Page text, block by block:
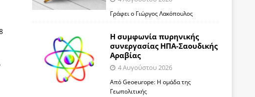
Γράφει ο Γιώργος Λακόπουλος
Η συμφωνία πυρηνικής
συνεργασίας ΗΠΑ-Σαουδικής
Αραβίας
4 Αυγούστου 2026
Από Geoeurope: H ομάδα της
Γεωπολιτικής